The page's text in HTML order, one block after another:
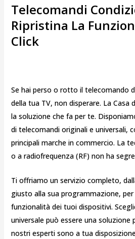
Telecomandi
Ripristina La
Click
Se hai perso o rotto il telecomando
della tua TV, non disperare. La Casa
la soluzione che fa per te.
di telecomandi originali e universali,
principali marche in commercio. La
o a radiofrequenza (RF) non ha
Ti offriamo un servizio completo,
giusto alla sua programmazione,
funzionalità dei tuoi dispositivi.
universale può essere una soluzione
nostri esperti sono a tua